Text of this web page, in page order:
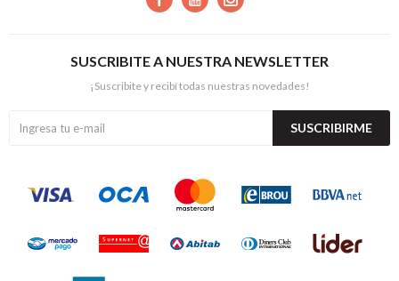
SUSCRIBITE A NUESTRA NEWSLETTER
¡Suscribite y recibí todas nuestras novedades!
SUSCRIBIRME